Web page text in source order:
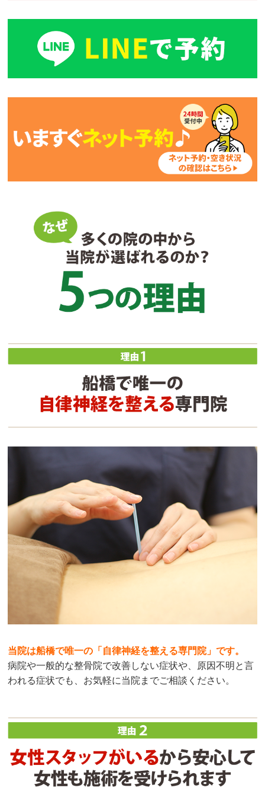
当院は船橋で唯一の「自律神経を整える専門院」です。
病院や一般的な整骨院で改善しない症状や、原因不明と言
われる症状でも、お気軽に当院までご相談ください。